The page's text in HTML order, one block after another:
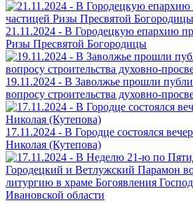
21.11.2024 - В Городецкую епархию
Ризы Пресвятой Богородицы
19.11.2024 - В Заволжье прошли
вопросу строительства духовно-
17.11.2024 - В Городце состоялся
Николая (Кутепова)